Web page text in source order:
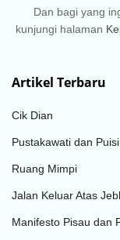
Dan bagi yang
kunjungi halaman
Artikel Terbaru
Cik Dian
Pustakawati dan
Ruang Mimpi
Jalan Keluar Atas
Manifesto Pisau dan